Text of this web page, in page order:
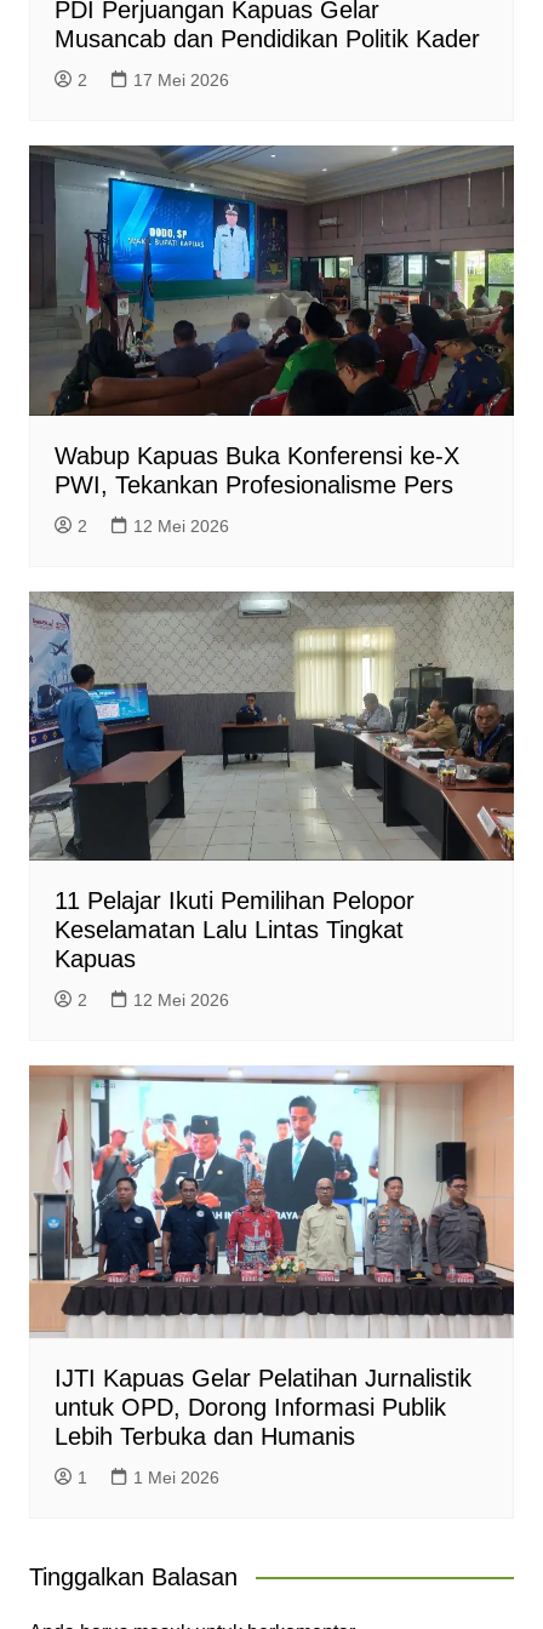
PDI Perjuangan Kapuas Gelar
Musancab dan Pendidikan Politik Kader
2 17 Mei 2026
Wabup Kapuas Buka Konferensi ke-X
PWI, Tekankan Profesionalisme Pers
2 12 Mei 2026
11 Pelajar Ikuti Pemilihan Pelopor
Keselamatan Lalu Lintas Tingkat
Kapuas
2 12 Mei 2026
IJTI Kapuas Gelar Pelatihan Jurnalistik
untuk OPD, Dorong Informasi Publik
Lebih Terbuka dan Humanis
1 1 Mei 2026
Tinggalkan Balasan